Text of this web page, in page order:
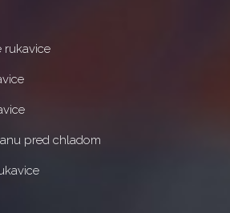
rukavice
pred chladom